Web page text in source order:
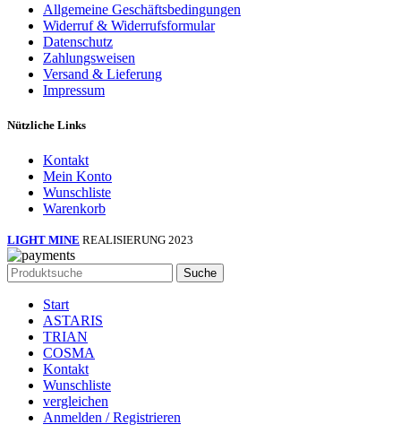
Allgemeine Geschäftsbedingungen
Widerruf & Widerrufsformular
Datenschutz
Zahlungsweisen
Versand & Lieferung
Impressum
Nützliche Links
Kontakt
Mein Konto
Wunschliste
Warenkorb
LIGHT MINE REALISIERUNG 2023
Suche
Start
ASTARIS
TRIAN
COSMA
Kontakt
Wunschliste
vergleichen
Anmelden / Registrieren